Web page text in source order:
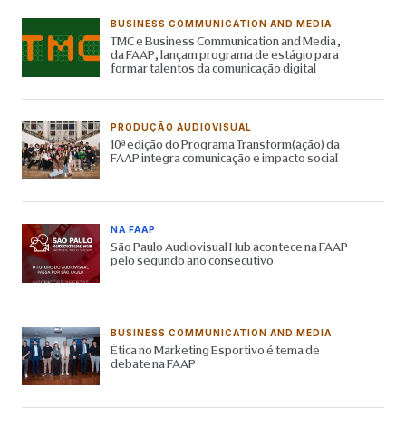
BUSINESS COMMUNICATION AND MEDIA
TMC e Business Communication and Media,
da FAAP, lançam programa de estágio para
formar talentos da comunicação digital
PRODUÇÃO AUDIOVISUAL
10ª edição do Programa Transform(ação) da
FAAP integra comunicação e impacto social
NA FAAP
São Paulo Audiovisual Hub acontece na FAAP
pelo segundo ano consecutivo
BUSINESS COMMUNICATION AND MEDIA
Ética no Marketing Esportivo é tema de
debate na FAAP